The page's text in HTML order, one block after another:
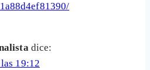
dice:
19:12